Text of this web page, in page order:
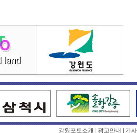
강원포토소개 광고안내 기